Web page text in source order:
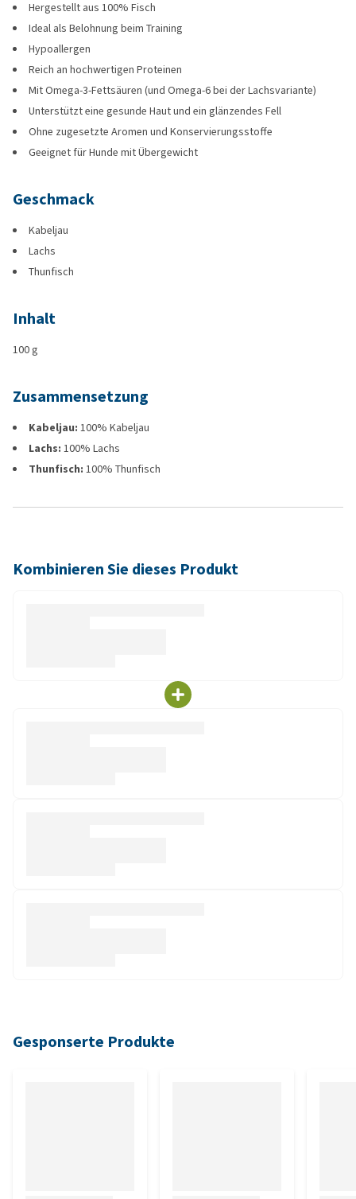
Hergestellt aus 100% Fisch
Ideal als Belohnung beim Training
Hypoallergen
Reich an hochwertigen Proteinen
Mit Omega-3-Fettsäuren (und Omega-6 bei der Lachsvariante)
Unterstützt eine gesunde Haut und ein glänzendes Fell
Ohne zugesetzte Aromen und Konservierungsstoffe
Geeignet für Hunde mit Übergewicht
Geschmack
Kabeljau
Lachs
Thunfisch
Inhalt
100 g
Zusammensetzung
Kabeljau: 100% Kabeljau
Lachs: 100% Lachs
Thunfisch: 100% Thunfisch
Kombinieren Sie dieses Produkt
Gesponserte Produkte